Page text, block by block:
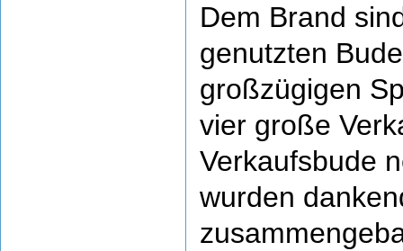
Dem Brand
genutzten
großzügigen
vier große
Verkaufsbude
wurden